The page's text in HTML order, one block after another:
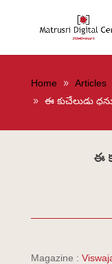
Home Articles
ఈ కుచేలుడు
ఈ
Magazine :